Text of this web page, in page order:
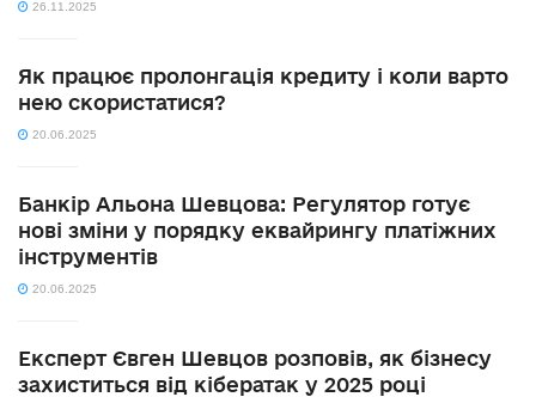
26.11.2025
Як працює пролонгація кредиту і коли варто
нею скористатися?
20.06.2025
Банкір Альона Шевцова: Регулятор готує
нові зміни у порядку еквайрингу платіжних
інструментів
20.06.2025
Експерт Євген Шевцов розповів, як бізнесу
захиститься від кібератак у 2025 році